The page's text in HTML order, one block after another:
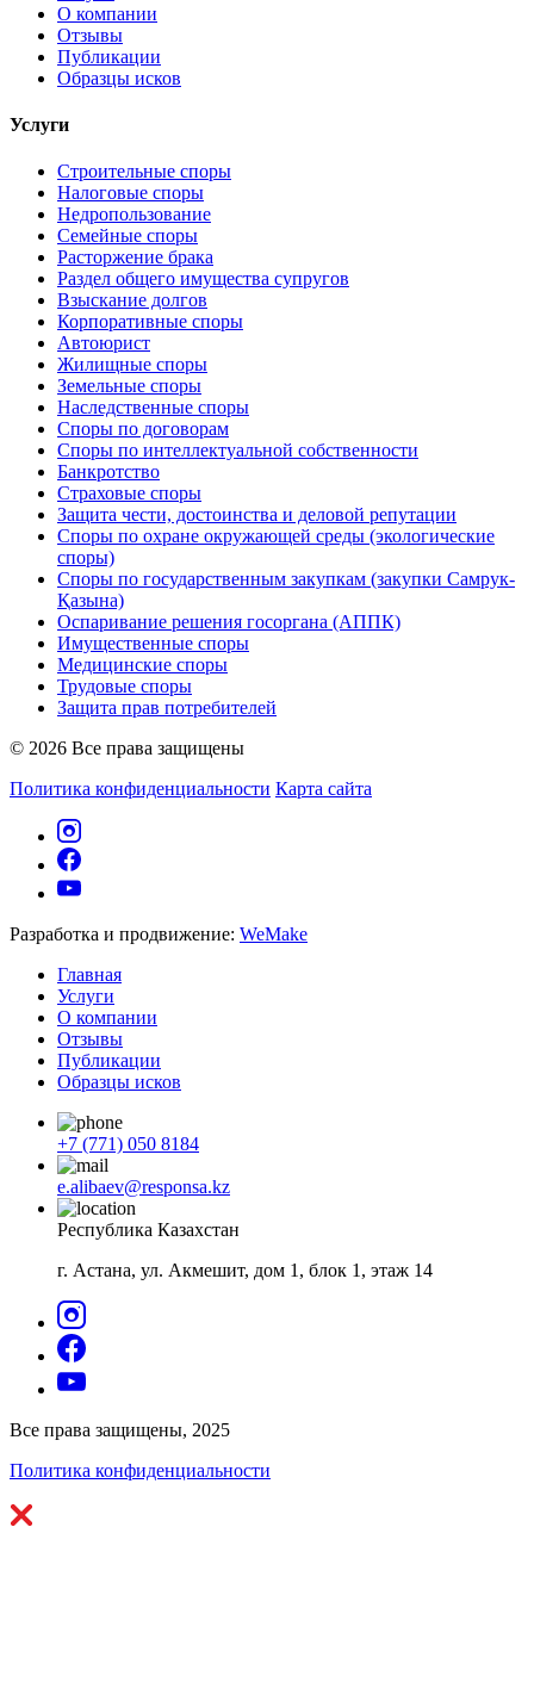
О компании
Отзывы
Публикации
Образцы исков
Услуги
Строительные споры
Налоговые споры
Недропользование
Семейные споры
Расторжение брака
Раздел общего имущества супругов
Взыскание долгов
Корпоративные споры
Автоюрист
Жилищные споры
Земельные споры
Наследственные споры
Споры по договорам
Споры по интеллектуальной собственности
Банкротство
Страховые споры
Защита чести, достоинства и деловой репутации
Споры по охране окружающей среды (экологические
споры)
Споры по государственным закупкам (закупки Самрук-
Қазына)
Оспаривание решения госоргана (АППК)
Имущественные споры
Медицинские споры
Трудовые споры
Защита прав потребителей
© 2026 Все права защищены
Политика конфиденциальности Карта сайта
Разработка и продвижение: WeMake
Главная
Услуги
О компании
Отзывы
Публикации
Образцы исков
+7 (771) 050 8184
e.alibaev@responsa.kz
Республика Казахстан
г. Астана, ул. Акмешит, дом 1, блок 1, этаж 14
Все права защищены, 2025
Политика конфиденциальности